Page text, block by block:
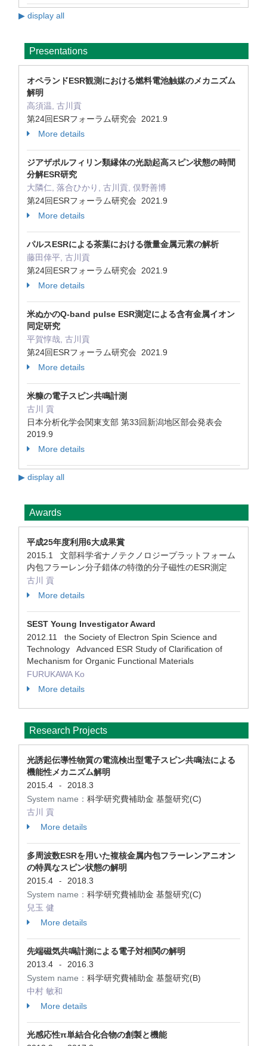
▶ display all
Presentations
オペランドESR観測における燃料電池触媒のメカニズム
解明
高須温, 古川貢
第24回ESRフォーラム研究会 2021.9
More details
ジアザポルフィリン類縁体の光励起高スピン状態の時間
分解ESR研究
大隣仁, 落合ひかり, 古川貢, 俣野善博
第24回ESRフォーラム研究会 2021.9
More details
パルスESRによる茶葉における微量金属元素の解析
藤田倖平, 古川貢
第24回ESRフォーラム研究会 2021.9
More details
米ぬかのQ-band pulse ESR測定による含有金属イオン
同定研究
平賀惇哉, 古川貢
第24回ESRフォーラム研究会 2021.9
More details
米糠の電子スピン共鳴計測
古川 貢
日本分析化学会関東支部 第33回新潟地区部会発表会
2019.9
More details
▶ display all
Awards
平成25年度利用6大成果賞
2015.1 文部科学省ナノテクノロジープラットフォーム
内包フラーレン分子錯体の特徴的分子磁性のESR測定
古川 貢
More details
SEST Young Investigator Award
2012.11 the Society of Electron Spin Science and
Technology Advanced ESR Study of Clarification of
Mechanism for Organic Functional Materials
FURUKAWA Ko
More details
Research Projects
光誘起伝導性物質の電流検出型電子スピン共鳴法による
機能性メカニズム解明
2015.4
-
2018.3
System name： 科学研究費補助金 基盤研究(C)
古川 貢
More details
多周波数ESRを用いた複核金属内包フラーレンアニオン
の特異なスピン状態の解明
2015.4
-
2018.3
System name： 科学研究費補助金 基盤研究(C)
兒玉 健
More details
先端磁気共鳴計測による電子対相関の解明
2013.4
-
2016.3
System name： 科学研究費補助金 基盤研究(B)
中村 敏和
More details
光感応性π単結合化合物の創製と機能